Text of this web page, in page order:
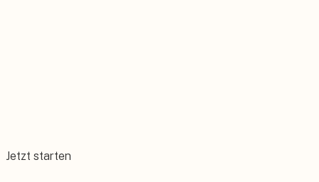
Jetzt starten